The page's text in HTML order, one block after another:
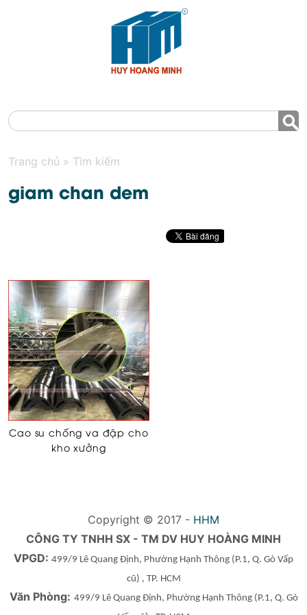
Trang chủ » Tìm kiếm
giam chan dem
Cao su chống va đập cho
kho xưởng
Copyright © 2017 - HHM
CÔNG TY TNHH SX - TM DV HUY HOÀNG MINH
VPGD: 499/9 Lê Quang Định, Phường Hạnh Thông (P.1, Q. Gò Vấp
cũ) , TP. HCM
Văn Phòng: 499/9 Lê Quang Định, Phường Hạnh Thông(P.1, Q. Gò